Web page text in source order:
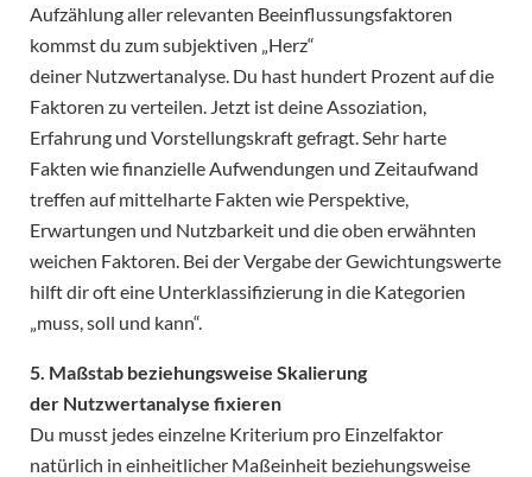
Aufzählung aller relevanten Beeinflussungsfaktoren
kommst du zum subjektiven „Herz“
deiner Nutzwertanalyse. Du hast hundert Prozent auf die
Faktoren zu verteilen. Jetzt ist deine Assoziation,
Erfahrung und Vorstellungskraft gefragt. Sehr harte
Fakten wie finanzielle Aufwendungen und Zeitaufwand
treffen auf mittelharte Fakten wie Perspektive,
Erwartungen und Nutzbarkeit und die oben erwähnten
weichen Faktoren. Bei der Vergabe der Gewichtungswerte
hilft dir oft eine Unterklassifizierung in die Kategorien
„muss, soll und kann“.
5. Maßstab beziehungsweise Skalierung
der Nutzwertanalyse fixieren
Du musst jedes einzelne Kriterium pro Einzelfaktor
natürlich in einheitlicher Maßeinheit beziehungsweise